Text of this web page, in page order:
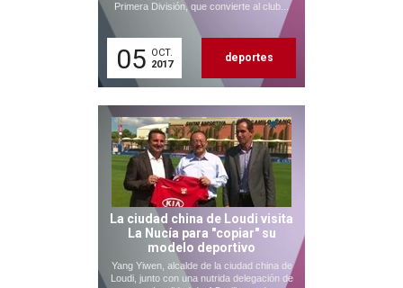
Primera División, que convierte al club...
05 OCT.
2017
deportes
La ciudad china de Loudi visita
La Nucía para "copiar" su
modelo deportivo
Yang Yiwen, alcalde de la ciudad china de
Loudi, junto con una nutrida delegación de